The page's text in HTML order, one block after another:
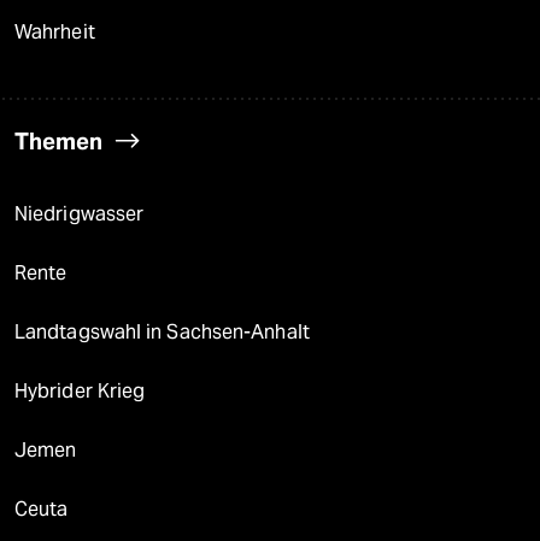
Wahrheit
Themen
Niedrigwasser
Rente
Landtagswahl in Sachsen-Anhalt
Hybrider Krieg
Jemen
Ceuta